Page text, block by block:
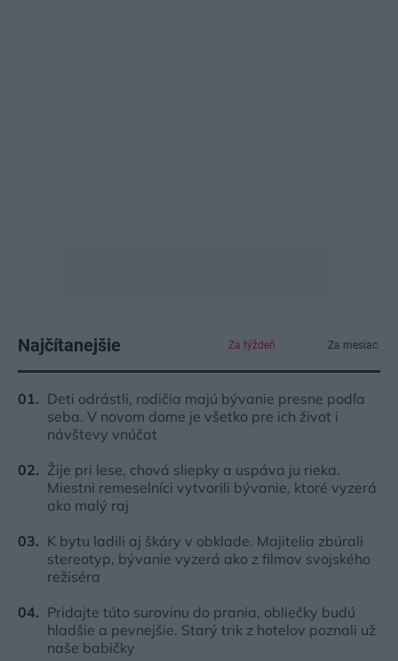
Najčítanejšie Za týždeň Za mesiac
Deti odrástli, rodičia majú bývanie presne podľa
seba. V novom dome je všetko pre ich život i
návštevy vnúčat
Žije pri lese, chová sliepky a uspáva ju rieka.
Miestni remeselníci vytvorili bývanie, ktoré vyzerá
ako malý raj
K bytu ladili aj škáry v obklade. Majitelia zbúrali
stereotyp, bývanie vyzerá ako z filmov svojského
režiséra
Pridajte túto surovinu do prania, obliečky budú
hladšie a pevnejšie. Starý trik z hotelov poznali už
naše babičky